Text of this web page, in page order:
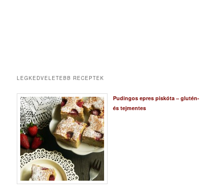
LEGKEDVELETEBB RECEPTEK
Pudingos epres piskóta – glutén-
és tejmentes